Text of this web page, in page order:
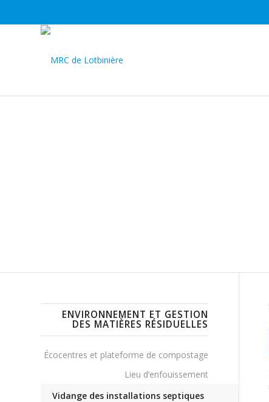
ENVIRONNEMENT ET GESTION
DES MATIÈRES RÉSIDUELLES
Écocentres et plateforme de compostage
Lieu d’enfouissement
Vidange des installations septiques